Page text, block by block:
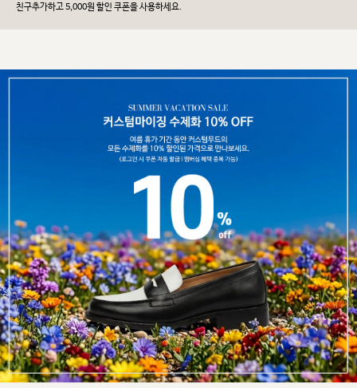
친구추가하고 5,000원 할인 쿠폰을 사용하세요.